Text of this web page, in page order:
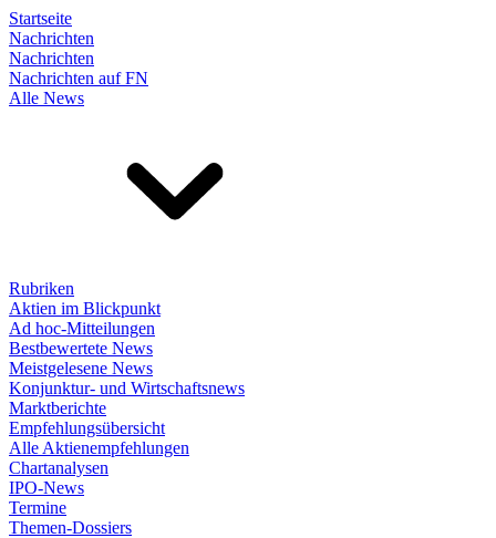
Startseite
Nachrichten
Nachrichten
Nachrichten auf FN
Alle News
Rubriken
Aktien im Blickpunkt
Ad hoc-Mitteilungen
Bestbewertete News
Meistgelesene News
Konjunktur- und Wirtschaftsnews
Marktberichte
Empfehlungsübersicht
Alle Aktienempfehlungen
Chartanalysen
IPO-News
Termine
Themen-Dossiers